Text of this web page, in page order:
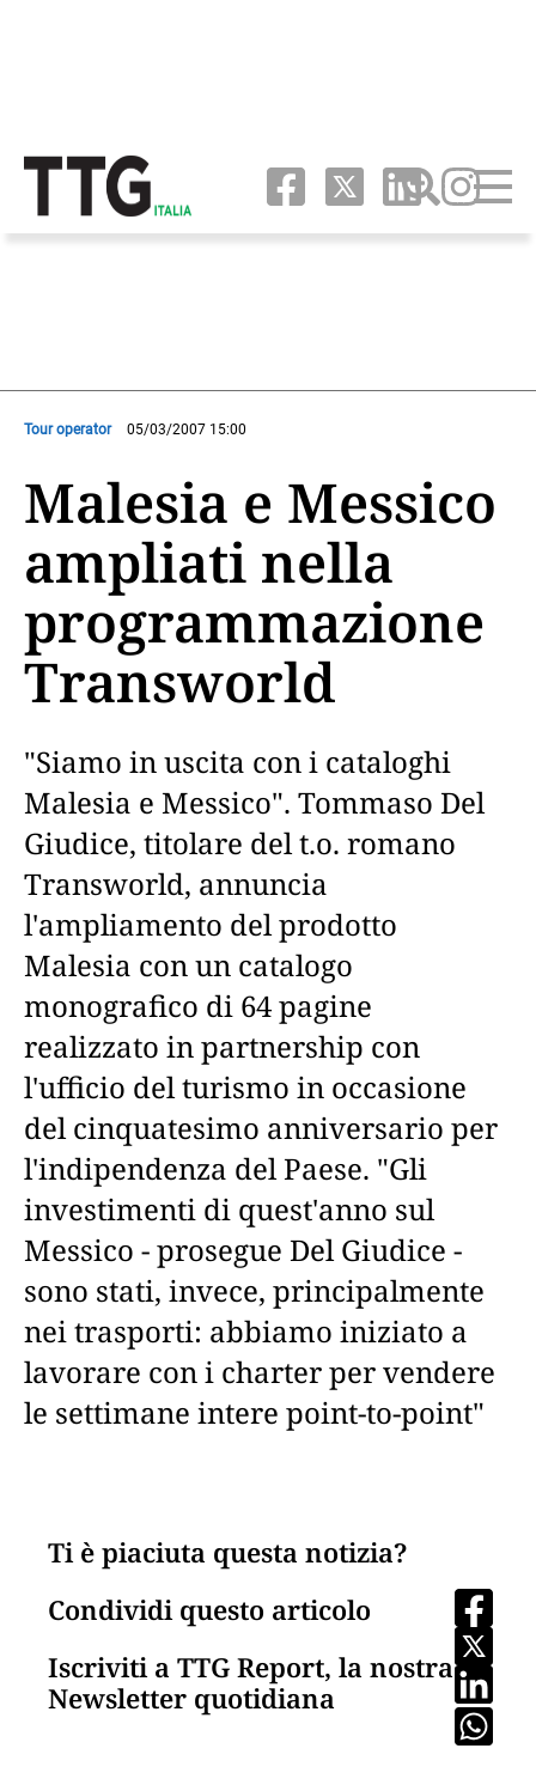
Tour operator 05/03/2007 15:00
Malesia e Messico
ampliati nella
programmazione
Transworld
"Siamo in uscita con i cataloghi
Malesia e Messico". Tommaso Del
Giudice, titolare del t.o. romano
Transworld, annuncia
l'ampliamento del prodotto
Malesia con un catalogo
monografico di 64 pagine
realizzato in partnership con
l'ufficio del turismo in occasione
del cinquatesimo anniversario per
l'indipendenza del Paese. "Gli
investimenti di quest'anno sul
Messico - prosegue Del Giudice -
sono stati, invece, principalmente
nei trasporti: abbiamo iniziato a
lavorare con i charter per vendere
le settimane intere point-to-point"
Ti è piaciuta questa notizia?
Condividi questo articolo
Iscriviti a TTG Report, la nostra
Newsletter quotidiana